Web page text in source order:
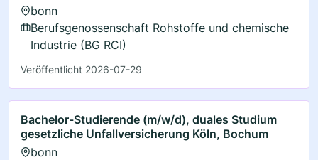
bonn
Berufsgenossenschaft Rohstoffe und chemische
Industrie (BG RCI)
Veröffentlicht 2026-07-29
Bachelor-Studierende (m/w/d), duales Studium
gesetzliche Unfallversicherung Köln, Bochum
bonn